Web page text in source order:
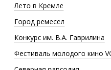
Лето в Кремле
Город ремесел
Конкурс им. В.А. Гаврилина
Фестиваль молодого кино